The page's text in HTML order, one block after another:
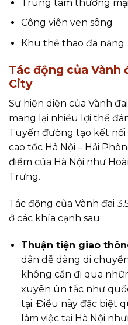
Trung tâm thương mại
Công viên ven sông
Khu thể thao đa năng
Tác động của Vành
City
Sự hiện diện của Vành
mang lại nhiều lợi thế
Tuyến đường tạo kết
cao tốc Hà Nội – Hải
điểm của Hà Nội như
Trưng.
Tác động của Vành đai
ở các khía cạnh sau:
Thuận tiện giao
dân dễ dàng di
không cần đi qua
xuyên ùn tắc như
tại. Điều này đặc biệt
làm việc tại Hà Nội